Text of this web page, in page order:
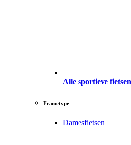
Alle sportieve fietsen
Frametype
Damesfietsen